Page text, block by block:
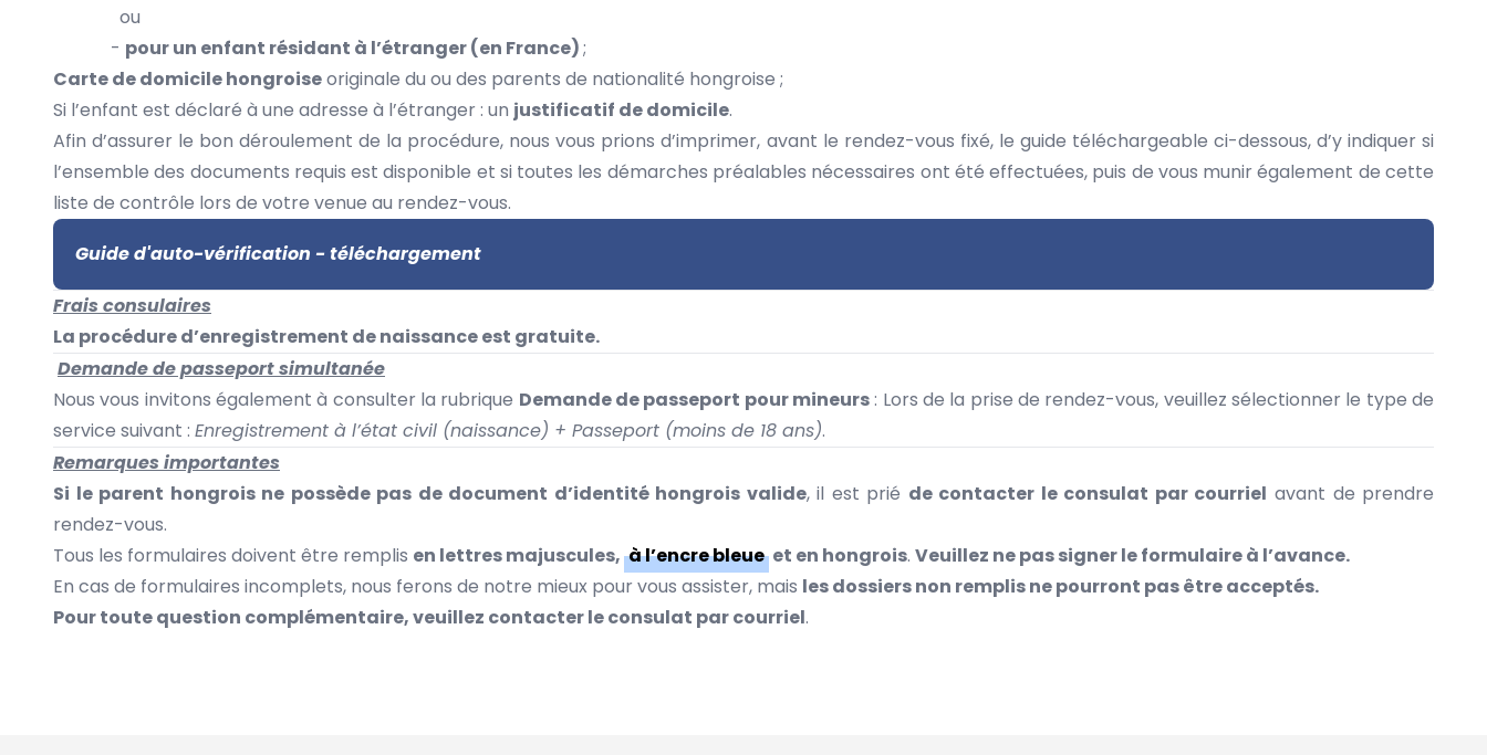
ou
- pour un enfant résidant à l’étranger (en France);
Carte de domicile hongroiseoriginale du ou des parents de nationalité hongroise ;
Si l’enfant est déclaré à une adresse à l’étranger : un justificatif de domicile.
Afin d’assurer le bon déroulement de la procédure, nous vous prions d’imprimer, avant le rendez-vous fixé, le guide téléchargeable ci-dessous, d’y indiquer si
l’ensemble des documents requis est disponible et si toutes les démarches préalables nécessaires ont été effectuées, puis de vous munir également de cette
liste de contrôle lors de votre venue au rendez-vous.
Guide d'auto-vérification - téléchargement
Frais consulaires
La procédure d’enregistrement de naissance est gratuite.
Demande de passeport simultanée
Nous vous invitons également à consulter la rubrique Demande de passeport pour mineurs: Lors de la prise de rendez-vous, veuillez sélectionner le type de
service suivant : Enregistrement à l’état civil (naissance) + Passeport (moins de 18 ans).
Remarques importantes
Si le parent hongrois ne possède pas de document d’identité hongrois valide, il est prié de contacter le consulat par courriel avant de prendre
rendez-vous.
Tous les formulaires doivent être remplis en lettres majuscules, à l’encre bleue et en hongrois. Veuillez ne pas signer le formulaire à l’avance.
En cas de formulaires incomplets, nous ferons de notre mieux pour vous assister, mais les dossiers non remplis ne pourront pas être acceptés.
Pour toute question complémentaire, veuillez contacter le consulat par courriel.